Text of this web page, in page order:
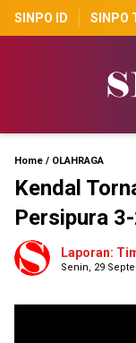
SINPO ID SINPO
Home / OLAHRAGA
Kendal
Persipura
Laporan:
Senin, 29